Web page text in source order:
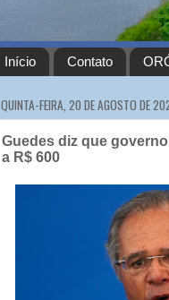
Início Contato
QUINTA-FEIRA, 20 DE AGOSTO DE
Guedes diz que
a R$ 600